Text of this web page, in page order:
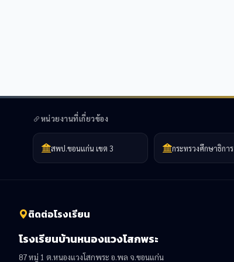
หน่วยงานที่เกี่ยวข้อง
สพป.ขอนแก่น เขต 3 กระทรวงศึกษาธิการ
ติดต่อโรงเรียน
โรงเรียนบ้านหนองแวงโสกพระ
87 หมู่ 1 ต.หนองแวงโสกพระ อ.พล จ.ขอนแก่น